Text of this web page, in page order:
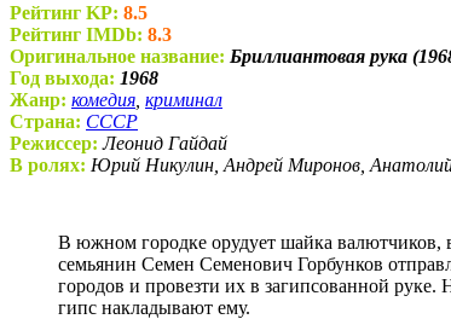
Рейтинг KP: 8.5
Рейтинг IMDb: 8.3
Оригинальное название: Бриллиантовая рука
Год выхода: 1968
Жанр: комедия криминал
Страна: СССР
Режиссер: Леонид Гайдай
В ролях: Юрий Никулин, Андрей Миронов,
В южном городке орудует шайка валютчиков, возглавляемая Шефом и его помощником Графом (в быту — Геной Козодоевым). Скромный советский служащий и примерный
семьянин Семен Семенович Горбунков
городов и провезти их в загипсованной
гипс накладывают ему.